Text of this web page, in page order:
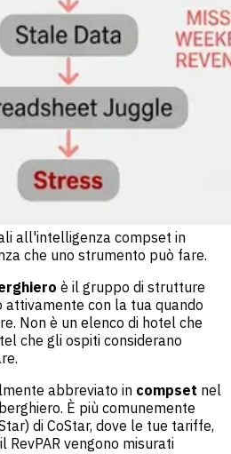
all'intelligenza compset in
che uno strumento può fare.
è il gruppo di strutture
con la tua quando
Non è un elenco di hotel che
che gli ospiti considerano
abbreviato in compset nel
È più comunemente
di CoStar, dove le tue tariffe,
RevPAR vengono misurati